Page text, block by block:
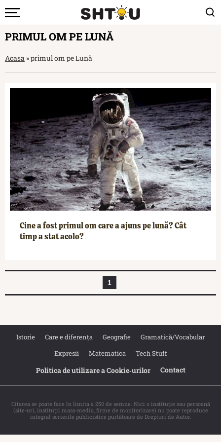
PRIMUL OM PE LUNĂ
Acasa »primul om pe Lună
Cine a fost primul om care a ajuns pe lună? Cât
timp a stat acolo?
1
Istorie Care e diferența Geografie
Gramatică/Vocabular
Expresii
Matematica Tech Stuff
Politica de utilizare a Cookie‐urilor Contact
Citarea se poate face în limita a 250 de semne. Nici o instituţie sau persoană
(site-uri, instituţii mass-media, firme de monitorizare) nu poate reproduce
integral scrierile publicistice purtătoare de Drepturi de Autor.